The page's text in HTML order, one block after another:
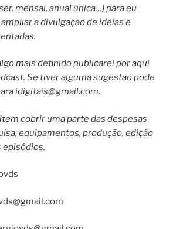
mensal, anual única…) para eu
a divulgação de ideias e
mais definido publicarei por aqui
Se tiver alguma sugestão pode
idigitais@gmail.com.
cobrir uma parte das despesas
equipamentos, produção, edição
episódios.